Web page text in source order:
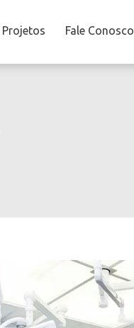
Projetos Fale Conosco